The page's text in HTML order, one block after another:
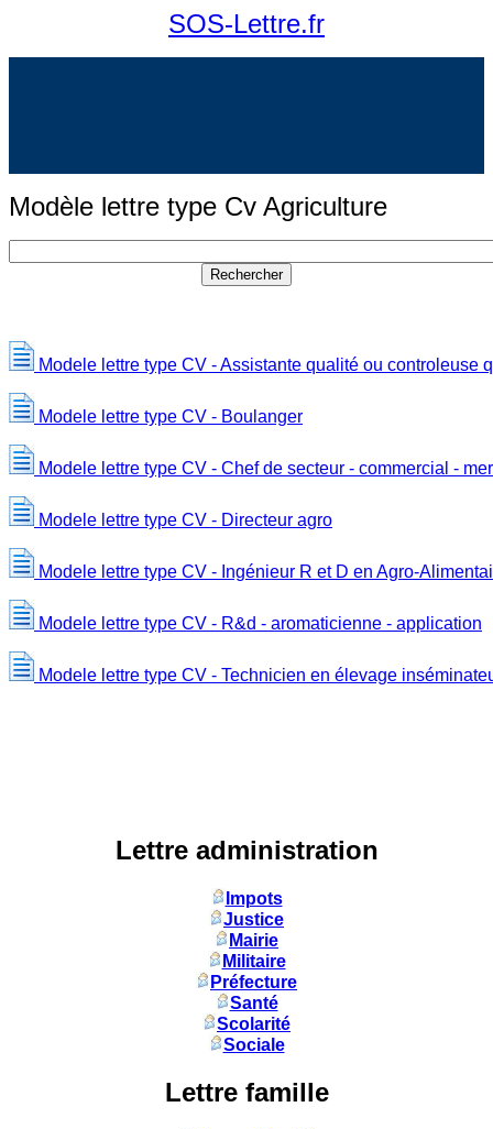
SOS-Lettre.fr
Modèle lettre type Cv Agriculture
Modele lettre type CV - Assistante qualité ou controleuse
Modele lettre type CV - Boulanger
Modele lettre type CV - Chef de secteur - commercial -
Modele lettre type CV - Directeur agro
Modele lettre type CV - Ingénieur R et D en Agro-
Modele lettre type CV - R&d - aromaticienne - application
Modele lettre type CV - Technicien en élevage
Lettre administration
Impots
Justice
Mairie
Militaire
Préfecture
Santé
Scolarité
Sociale
Lettre famille